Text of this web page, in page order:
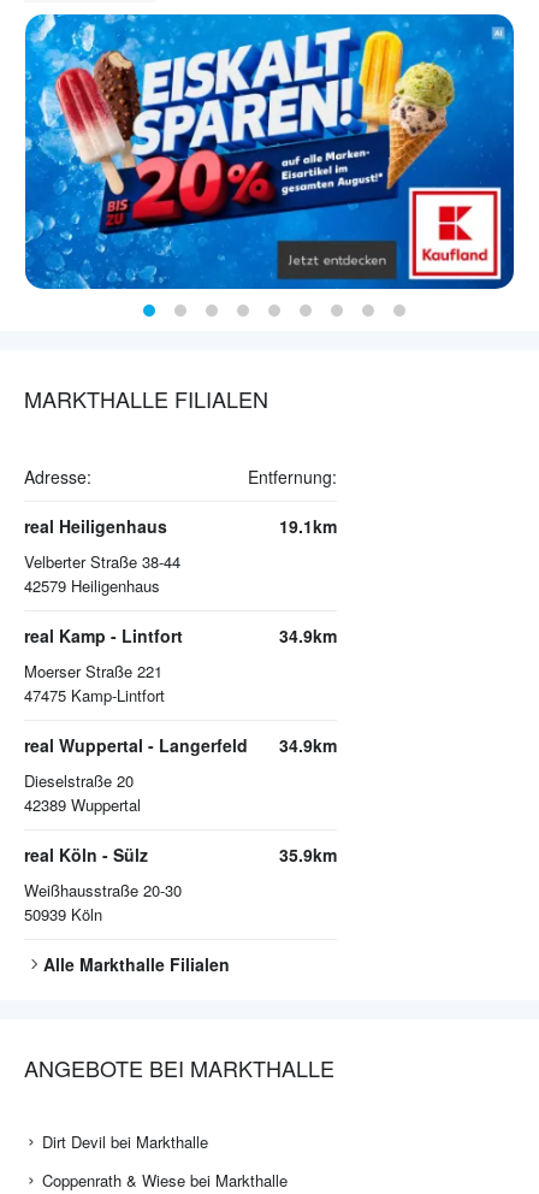
MARKTHALLE FILIALEN
Adresse: Entfernung:
real Heiligenhaus
Velberter Straße 38-44
42579 Heiligenhaus
19.1km
real Kamp - Lintfort
Moerser Straße 221
47475 Kamp-Lintfort
34.9km
real Wuppertal - Langerfeld
Dieselstraße 20
42389 Wuppertal
34.9km
real Köln - Sülz
Weißhausstraße 20-30
50939 Köln
35.9km
Alle Markthalle Filialen
ANGEBOTE BEI MARKTHALLE
Dirt Devil bei Markthalle
Coppenrath & Wiese bei Markthalle